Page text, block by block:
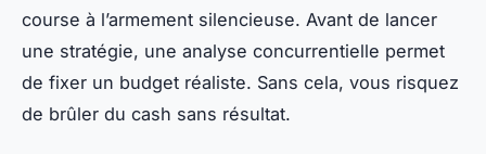
course à l’armement silencieuse. Avant de lancer
une stratégie, une analyse concurrentielle permet
de fixer un budget réaliste. Sans cela, vous risquez
de brûler du cash sans résultat.